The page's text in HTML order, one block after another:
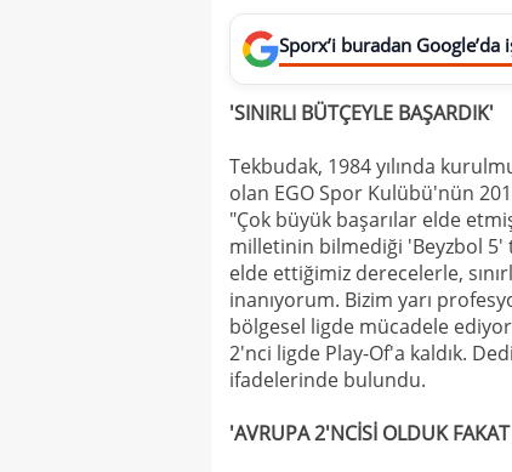
Sporx’i buradan
'SINIRLI BÜTÇEYLE BAŞARDIK'
Tekbudak, 1984 yılında
olan EGO Spor Kulübü'nün
"Çok büyük başarılar elde
milletinin bilmediği 'Beyzbol 5'
elde ettiğimiz derecelerle,
inanıyorum. Bizim yarı
bölgesel ligde mücadele
2'nci ligde Play-Of'a kaldık.
ifadelerinde bulundu.
'AVRUPA 2'NCİSİ OLDUK